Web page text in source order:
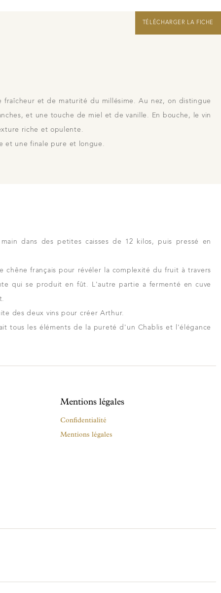
TÉLÉCHARGER LA FICHE
fraîcheur et de maturité du millésime. Au nez, on distingue
et une touche de miel et de vanille. En bouche, le vin
riche et opulente.
et une finale pure et longue.
dans des petites caisses de 12 kilos, puis pressé en
chêne français pour révéler la complexité du fruit à travers
qui se produit en fût. L'autre partie a fermenté en cuve
des deux vins pour créer Arthur.
tous les éléments de la pureté d'un Chablis et l'élégance
Mentions légales
Confidentialité
Mentions légales